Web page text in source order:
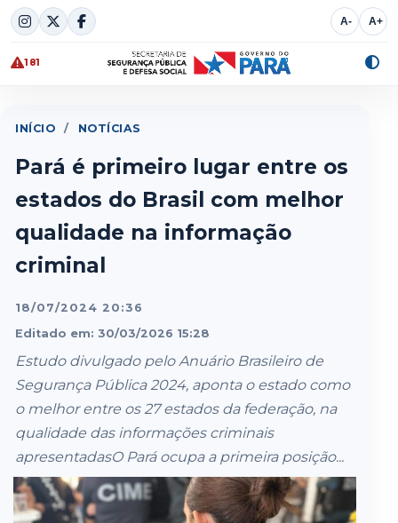
Skip
to
content
A- A+
181
INÍCIO / NOTÍCIAS
Pará é primeiro lugar entre os
estados do Brasil com melhor
qualidade na informação
criminal
18/07/2024 20:36
Editado em: 30/03/2026 15:28
Estudo divulgado pelo Anuário Brasileiro de
Segurança Pública 2024, aponta o estado como
o melhor entre os 27 estados da federação, na
qualidade das informações criminais
apresentadasO Pará ocupa a primeira posição...